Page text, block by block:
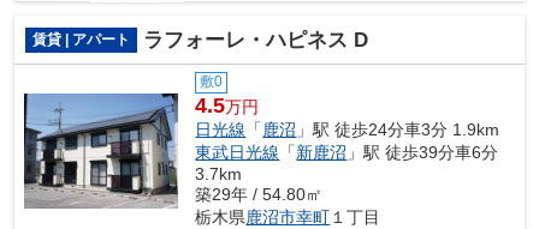
賃貸 | アパート ラフォーレ・ハピネス D
敷0
4.5万円
日光線 「 鹿沼 」駅 徒歩24分車3分 1.9km
東武日光線 「新鹿沼 」駅 徒歩39分車6分
3.7km
築29年 / 54.80㎡
栃木県鹿沼市幸町 １丁目